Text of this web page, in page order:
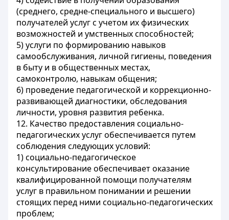
(среднего, средне-специального и высшего)
получателей услуг с учетом их физических
возможностей и умственных способностей;
5) услуги по формированию навыков
самообслуживания, личной гигиены, поведения
в быту и в общественных местах,
самоконтролю, навыкам общения;
6) проведение педагогической и коррекционно-
развивающей диагностики, обследования
личности, уровня развития ребенка.
12. Качество предоставления социально-
педагогических услуг обеспечивается путем
соблюдения следующих условий:
1) социально-педагогическое
консультирование обеспечивает оказание
квалифицированной помощи получателям
услуг в правильном понимании и решении
стоящих перед ними социально-педагогических
проблем;